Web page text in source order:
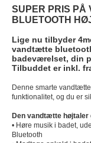
SUPER PRIS
BLUETOOTH
Lige nu tilbyder
vandtætte
badeværelset, din
Tilbuddet er inkl.
Denne smarte
funktionalitet, og du er
Den vandtætte højtaler
• Høre musik i badet,
Bluetooth